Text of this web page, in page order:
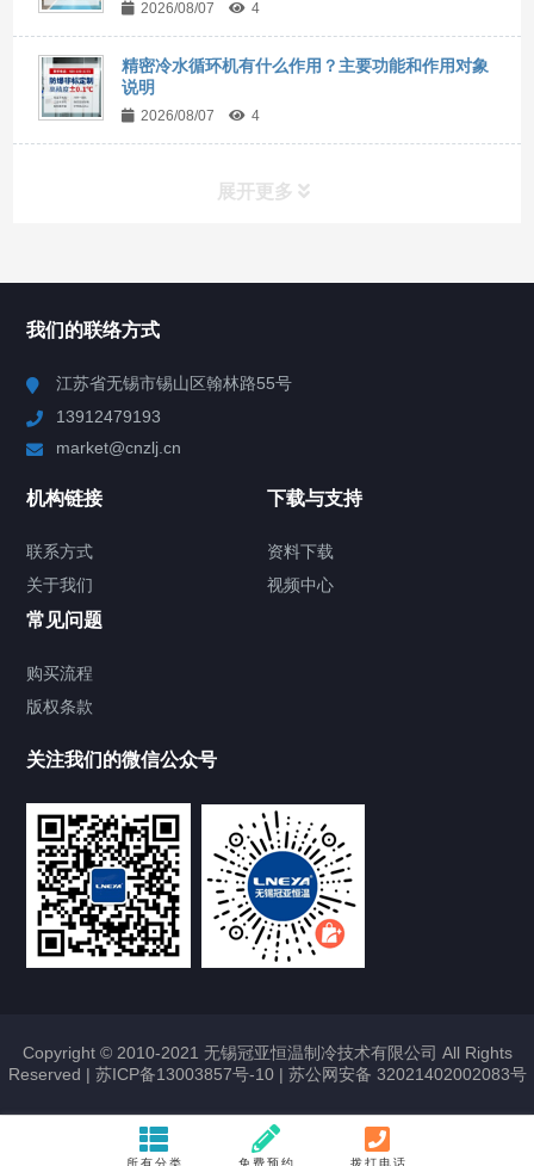
2026/08/07 4
精密冷水循环机有什么作用？主要功能和作用对象
说明
2026/08/07 4
展开更多
Chiller高精度制冷循环器
TCU温度控制单元
Chiller气体控温系统
Chamber试验箱
FREEZER低温箱
VOCs冷凝回收装置
我们的联络方式
江苏省无锡市锡山区翰林路55号
13912479193
market@cnzlj.cn
机构链接
联系方式
关于我们
下载与支持
资料下载
视频中心
常见问题
购买流程
版权条款
关注我们的微信公众号
Copyright © 2010-2021 无锡冠亚恒温制冷技术有限公司 All Rights
Reserved | 苏ICP备13003857号-10| 苏公网安备 32021402002083号
所有分类 免费预约 拨打电话